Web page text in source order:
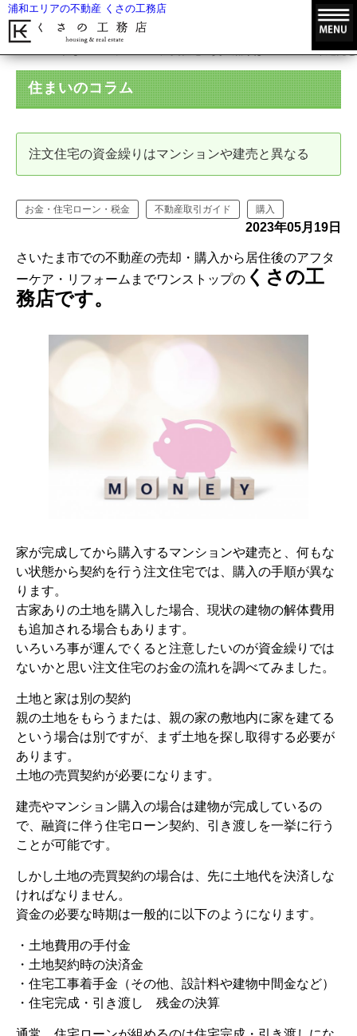
浦和エリアの不動産 くさの工務店
注文住宅の資金繰りはマンションや建売
住まいのコラム
注文住宅の資金繰りはマンションや建売と異なる
お金・住宅ローン・税金 不動産取引ガイド 購入
2023年05月19日
さいたま市での不動産の売却・購入から居住後のアフタ
ーケア・リフォームまでワンストップの くさの工
務店です。
家が完成してから購入するマンションや建売と、何もな
い状態から契約を行う注文住宅では、購入の手順が異な
ります。
古家ありの土地を購入した場合、現状の建物の解体費用
も追加される場合もあります。
いろいろ事が運んでくると注意したいのが資金繰りでは
ないかと思い注文住宅のお金の流れを調べてみました。
土地と家は別の契約
親の土地をもらうまたは、親の家の敷地内に家を建てる
という場合は別ですが、まず土地を探し取得する必要が
あります。
土地の売買契約が必要になります。
建売やマンション購入の場合は建物が完成しているの
で、融資に伴う住宅ローン契約、引き渡しを一挙に行う
ことが可能です。
しかし土地の売買契約の場合は、先に土地代を決済しな
ければなりません。
資金の必要な時期は一般的に以下のようになります。
・土地費用の手付金
・土地契約時の決済金
・住宅工事着手金（その他、設計料や建物中間金など）
・住宅完成・引き渡し 残金の決算